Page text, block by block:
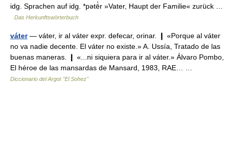
idg. Sprachen auf idg. *pətē̓r »Vater, Haupt der Familie« zurück …
Das Herkunftswörterbuch
váter— váter, ir al váter expr. defecar, orinar. ❙ «Porque al váter
no va nadie decente. El váter no existe.» A. Ussía, Tratado de las
buenas maneras. ❙ «...ni siquiera para ir al váter.» Álvaro Pombo,
El héroe de las mansardas de Mansard, 1983, RAE… …
Diccionario del Argot "El Sohez"